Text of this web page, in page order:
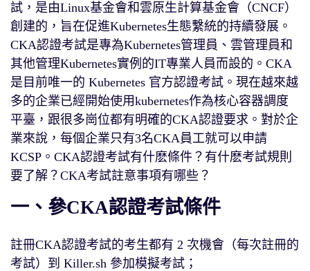
試，是由Linux基金會和雲原生計算基金會（CNCF）
創建的，旨在促進Kubernetes生態繫統的持續發展。
CKA認證考試是專為Kubernetes管理員、雲管理員和
其他管理Kubernetes實例的IT專業人員而設的。CKA
是目前唯一的 Kubernetes 官方認證考試。現在越來越
多的企業已經開始使用kubernetes作為核心容器調度
平臺，跟很多崗位都有明確的CKA認證要求。對於企
業來說，每個企業只有3名CKA員工就可以申請
KCSP。CKA認證考試有什麽條件？有什麽考試規則
要了解？CKA考試註意事項有哪些？
一、參CKA認證考試條件
註冊CKA認證考試的考生都有 2 次機會（每次註冊的
考試）到 Killer.sh 參加模擬考試；